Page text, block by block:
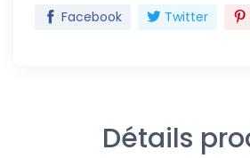
Facebook Twitter
Détails